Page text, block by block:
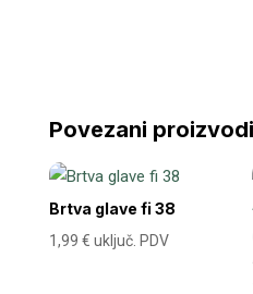
Povezani proizvodi
Brtva glave fi 38
1,99 € uključ. PDV